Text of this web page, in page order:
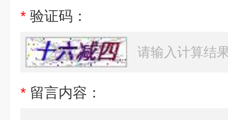
* 验证码：
* 留言内容：